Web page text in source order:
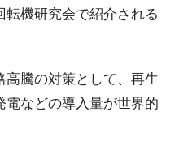
機研究会で紹介される
騰の対策として、再生
などの導入量が世界的